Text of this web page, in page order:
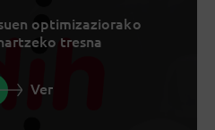
optimizaziorako
tresna
Ver